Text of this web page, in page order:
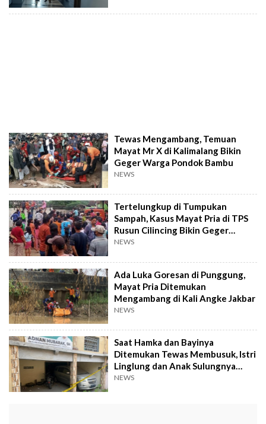
Tewas Mengambang, Temuan
Mayat Mr X di Kalimalang Bikin
Geger Warga Pondok Bambu
NEWS
Tertelungkup di Tumpukan
Sampah, Kasus Mayat Pria di TPS
Rusun Cilincing Bikin Geger
Warga
NEWS
Ada Luka Goresan di Punggung,
Mayat Pria Ditemukan
Mengambang di Kali Angke Jakbar
NEWS
Saat Hamka dan Bayinya
Ditemukan Tewas Membusuk, Istri
Linglung dan Anak Sulungnya
Nangis Histeris Tanpa Celana
NEWS